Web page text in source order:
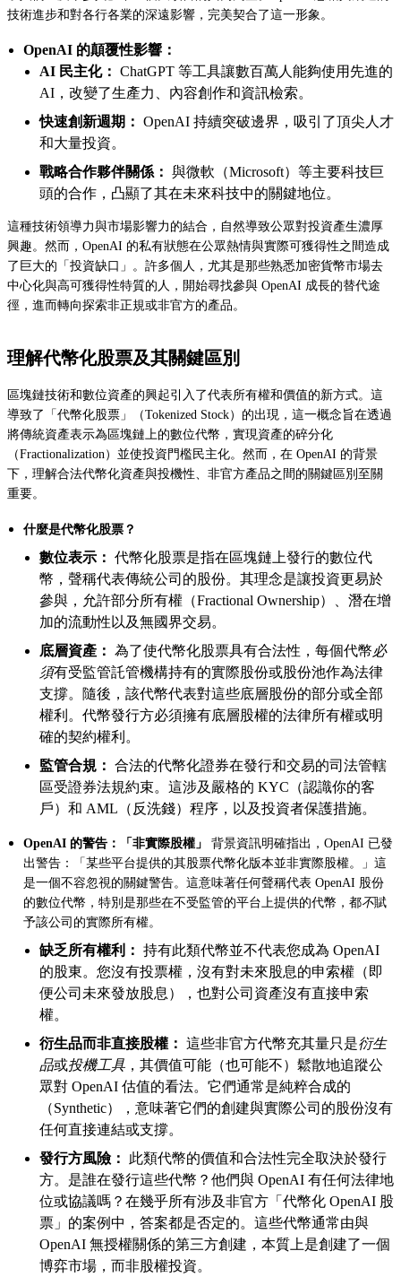
技術進步和對各行各業的深遠影響，完美契合了這一形象。
OpenAI 的顛覆性影響：
AI 民主化： ChatGPT 等工具讓數百萬人能夠使用先進的
AI，改變了生產力、內容創作和資訊檢索。
快速創新週期： OpenAI 持續突破邊界，吸引了頂尖人才
和大量投資。
戰略合作夥伴關係： 與微軟（Microsoft）等主要科技巨
頭的合作，凸顯了其在未來科技中的關鍵地位。
這種技術領導力與市場影響力的結合，自然導致公眾對投資產生濃厚
興趣。然而，OpenAI 的私有狀態在公眾熱情與實際可獲得性之間造成
了巨大的「投資缺口」。許多個人，尤其是那些熟悉加密貨幣市場去
中心化與高可獲得性特質的人，開始尋找參與 OpenAI 成長的替代途
徑，進而轉向探索非正規或非官方的產品。
理解代幣化股票及其關鍵區別
區塊鏈技術和數位資產的興起引入了代表所有權和價值的新方式。這
導致了「代幣化股票」（Tokenized Stock）的出現，這一概念旨在透過
將傳統資產表示為區塊鏈上的數位代幣，實現資產的碎分化
（Fractionalization）並使投資門檻民主化。然而，在 OpenAI 的背景
下，理解合法代幣化資產與投機性、非官方產品之間的關鍵區別至關
重要。
什麼是代幣化股票？
數位表示： 代幣化股票是指在區塊鏈上發行的數位代
幣，聲稱代表傳統公司的股份。其理念是讓投資更易於
參與，允許部分所有權（Fractional Ownership）、潛在增
加的流動性以及無國界交易。
底層資產： 為了使代幣化股票具有合法性，每個代幣必
須有受監管託管機構持有的實際股份或股份池作為法律
支撐。隨後，該代幣代表對這些底層股份的部分或全部
權利。代幣發行方必須擁有底層股權的法律所有權或明
確的契約權利。
監管合規： 合法的代幣化證券在發行和交易的司法管轄
區受證券法規約束。這涉及嚴格的 KYC（認識你的客
戶）和 AML（反洗錢）程序，以及投資者保護措施。
OpenAI 的警告：「非實際股權」
背景資訊明確指出，OpenAI 已發
出警告：「某些平台提供的其股票代幣化版本並非實際股權。」這
是一個不容忽視的關鍵警告。這意味著任何聲稱代表 OpenAI 股份
的數位代幣，特別是那些在不受監管的平台上提供的代幣，都不賦
予該公司的實際所有權。
缺乏所有權利： 持有此類代幣並不代表您成為 OpenAI
的股東。您沒有投票權，沒有對未來股息的申索權（即
便公司未來發放股息），也對公司資產沒有直接申索
權。
衍生品而非直接股權： 這些非官方代幣充其量只是衍生
品或投機工具 ，其價值可能（也可能不）鬆散地追蹤公
眾對 OpenAI 估值的看法。它們通常是純粹合成的
（Synthetic），意味著它們的創建與實際公司的股份沒有
任何直接連結或支撐。
發行方風險：
此類代幣的價值和合法性完全取決於發行
方。是誰在發行這些代幣？他們與 OpenAI 有任何法律地
位或協議嗎？在幾乎所有涉及非官方「代幣化 OpenAI 股
票」的案例中，答案都是否定的。這些代幣通常由與
OpenAI 無授權關係的第三方創建，本質上是創建了一個
博弈市場，而非股權投資。